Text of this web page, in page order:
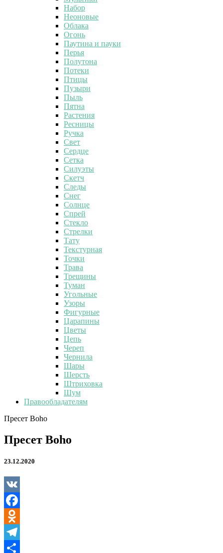
Набор
Неоновые
Облака
Огонь
Паутина и пауки
Перья
Полутона
Потеки
Птицы
Пузыри
Пыль
Пятна
Растения
Ресницы
Ручка
Свет
Сердце
Сетка
Силуэты
Скетч
Следы
Снег
Солнце
Спрей
Стекло
Стрелки
Тату
Текстурная
Точки
Трава
Трещины
Туман
Угольные
Узоры
Фигурные
Царапины
Цветы
Цепь
Череп
Чернила
Шары
Шерсть
Штриховка
Шум
Правообладателям
Пресет Boho
Пресет Boho
23.12.2020
VK
Facebook
Odnoklassniki
Telegram